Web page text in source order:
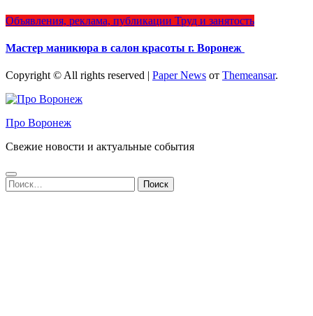
Объявления, реклама, публикации Труд и занятость
Мастер маникюра в салон красоты г. Воронеж
Copyright © All rights reserved | Paper News от Themeansar.
Про Воронеж
Свежие новости и актуальные события
Найти: